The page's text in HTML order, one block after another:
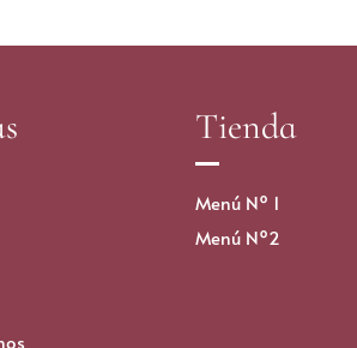
Tienda
Menú Nº 1
Menú Nº2